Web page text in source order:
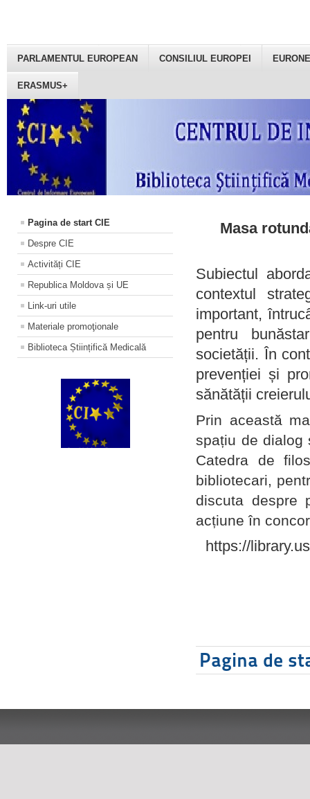
PARLAMENTUL EUROPEAN CONSILIUL EUROPEI
ERASMUS+
Pagina de start CIE
Despre CIE
Activități CIE
Republica Moldova și UE
Link-uri utile
Materiale promoţionale
Biblioteca Științifică Medicală
Masa
Subiectul
contextul
important,
pentru
societății. În
prevenției și
sănătății
Prin această
spațiu de dialog
Catedra de
bibliotecari,
discuta despre
acțiune în
https://
Pagina de